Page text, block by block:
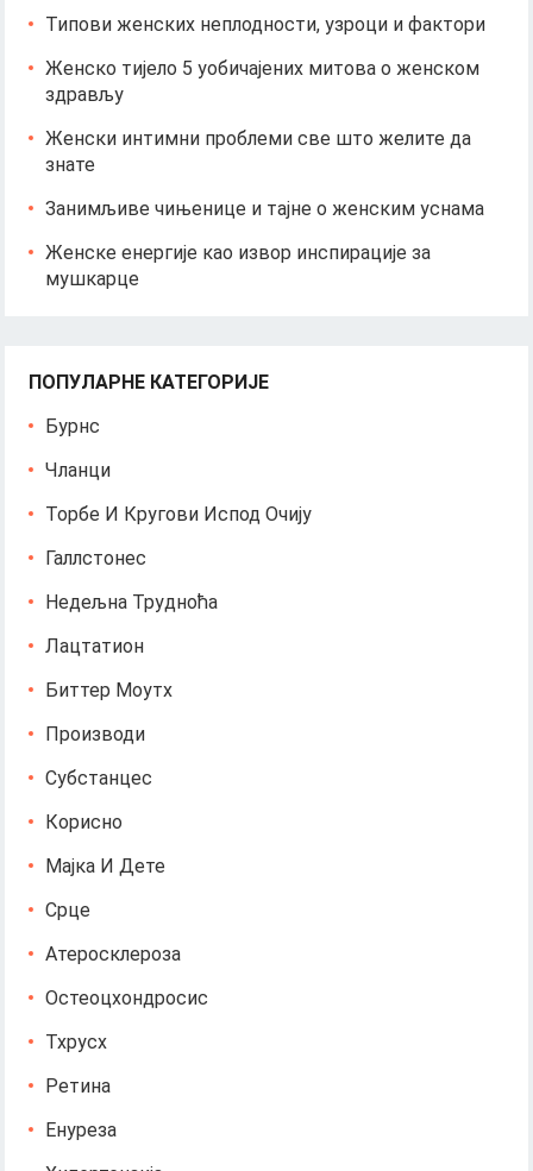
Типови женских неплодности, узроци и фактори
Женско тијело 5 уобичајених митова о женском
здрављу
Женски интимни проблеми све што желите да
знате
Занимљиве чињенице и тајне о женским уснама
Женске енергије као извор инспирације за
мушкарце
ПОПУЛАРНЕ КАТЕГОРИЈЕ
Бурнс
Чланци
Торбе И Кругови Испод Очију
Галлстонес
Недељна Трудноћа
Лацтатион
Биттер Моутх
Производи
Субстанцес
Корисно
Мајка И Дете
Срце
Атеросклероза
Остеоцхондросис
Тхрусх
Ретина
Енуреза